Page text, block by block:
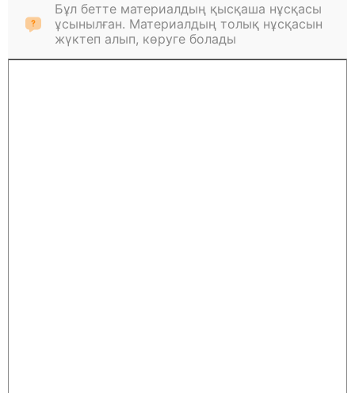
Бұл бетте материалдың қысқаша нұсқасы
ұсынылған. Материалдың толық нұсқасын
жүктеп алып, көруге болады